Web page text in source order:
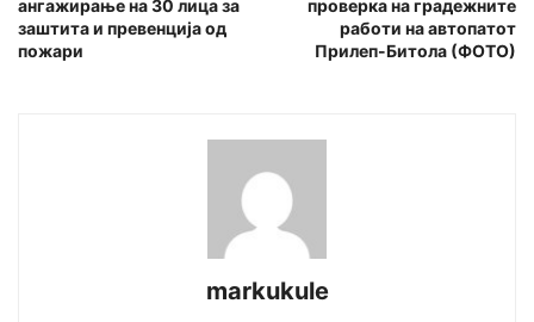
ангажирање на 30 лица за
заштита и превенција од
пожари
проверка на градежните
работи на автопатот
Прилеп-Битола (ФОТО)
markukule